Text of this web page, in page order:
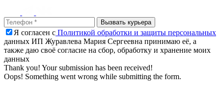
Я согласен с Политикой обработки и защиты персональных
данных ИП Журавлева Мария Сергеевна принимаю её, а
также даю своё согласие на сбор, обработку и хранение моих
данных
Thank you! Your submission has been received!
Oops! Something went wrong while submitting the form.